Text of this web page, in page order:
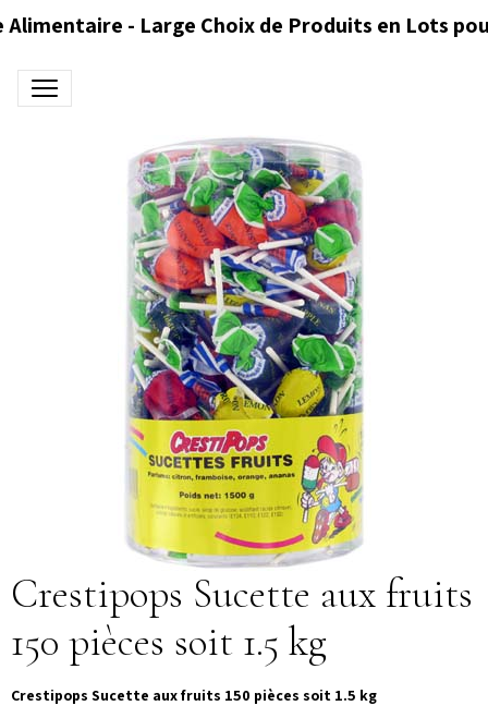
Alimentaire - Large Choix de Produits en Lots
Crestipops Sucette aux fruits
150 pièces soit 1.5 kg
Crestipops Sucette aux fruits 150 pièces soit 1.5 kg